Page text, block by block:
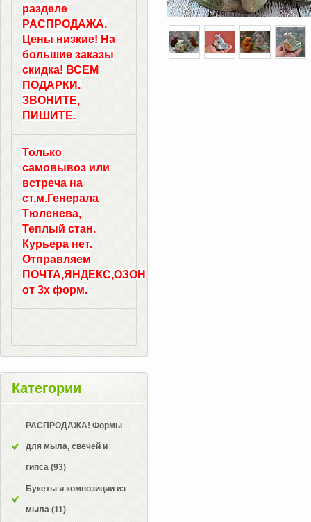
разделе
РАСПРОДАЖА.
Цены низкие! На
большие заказы
скидка! ВСЕМ
ПОДАРКИ.
ЗВОНИТЕ,
ПИШИТЕ.
Только
самовывоз или
встреча на
ст.м.Генерала
Тюленева,
Теплый стан.
Курьера нет.
Отправляем
ПОЧТА,ЯНДЕКС,ОЗОН
от 3х форм.
Категории
РАСПРОДАЖА! Формы
для мыла, свечей и
гипса (93)
Букеты и композиции из
мыла (11)